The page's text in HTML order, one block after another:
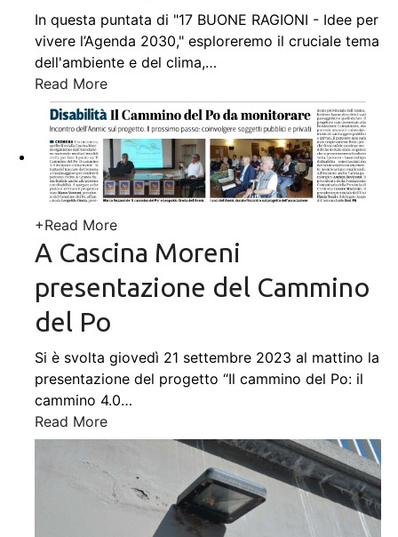
In questa puntata di "17 BUONE RAGIONI - Idee per
vivere l’Agenda 2030," esploreremo il cruciale tema
dell'ambiente e del clima,…
Read More
+Read More
A Cascina Moreni
presentazione del Cammino
del Po
Si è svolta giovedì 21 settembre 2023 al mattino la
presentazione del progetto “Il cammino del Po: il
cammino 4.0…
Read More